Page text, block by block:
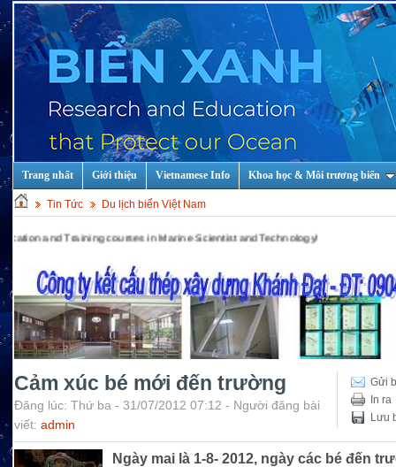
Trang nhất Giới thiệu Vietnamese Info Khoa học & Môi trương biển
Tin Tức Du lịch biển Việt Nam
Training courses in Marine Scientist and Technology!
Gửi
In ra
Lưu
Cảm xúc bé mới đến trường
Đăng lúc: Thứ ba - 31/07/2012 07:12 - Người đăng bài
viết: admin
Ngày mai là 1-8- 2012, ngày các bé đến